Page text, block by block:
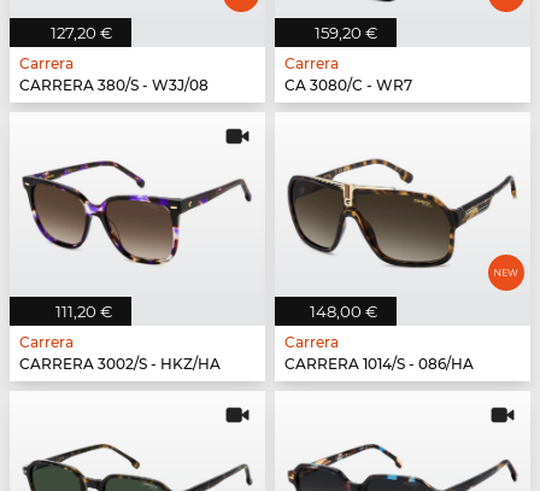
127,20 €
Carrera
CARRERA 380/S - W3J/08
159,20 €
Carrera
CA 3080/C - WR7
111,20 €
Carrera
CARRERA 3002/S - HKZ/HA
148,00 €
Carrera
CARRERA 1014/S - 086/HA